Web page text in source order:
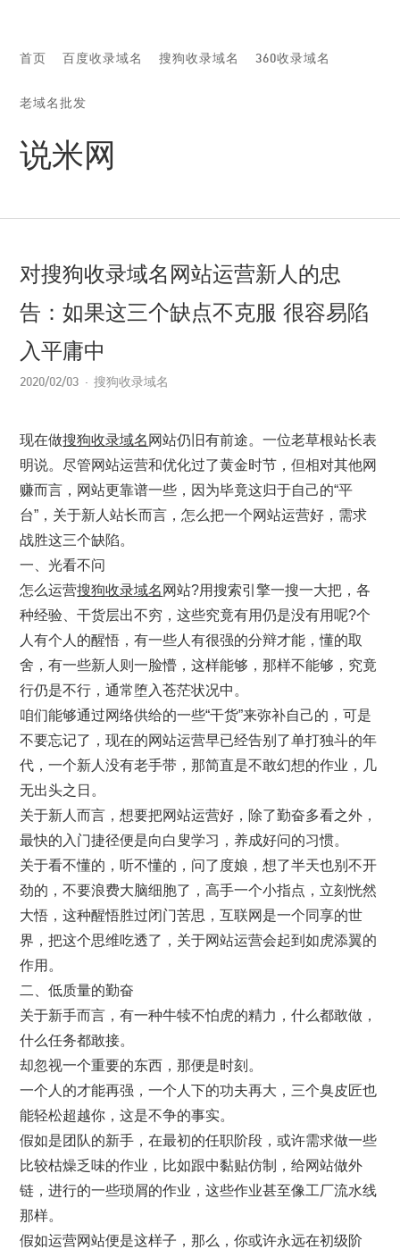
首页 百度收录域名 搜狗收录域名 360收录域名
老域名批发
说米网
对搜狗收录域名网站运营新人的忠
告：如果这三个缺点不克服 很容易陷
入平庸中
2020/02/03 搜狗收录域名
现在做搜狗收录域名 网站仍旧有前途。一位老草根站长表
明说。尽管网站运营和优化过了黄金时节，但相对其他网
赚而言，网站更靠谱一些，因为毕竟这归于自己的“平
台”，关于新人站长而言，怎么把一个网站运营好，需求
战胜这三个缺陷。
一、光看不问
怎么运营搜狗收录域名 网站?用搜索引擎一搜一大把，各
种经验、干货层出不穷，这些究竟有用仍是没有用呢?个
人有个人的醒悟，有一些人有很强的分辩才能，懂的取
舍，有一些新人则一脸懵，这样能够，那样不能够，究竟
行仍是不行，通常堕入苍茫状况中。
咱们能够通过网络供给的一些“干货”来弥补自己的，可是
不要忘记了，现在的网站运营早已经告别了单打独斗的年
代，一个新人没有老手带，那简直是不敢幻想的作业，几
无出头之日。
关于新人而言，想要把网站运营好，除了勤奋多看之外，
最快的入门捷径便是向白叟学习，养成好问的习惯。
关于看不懂的，听不懂的，问了度娘，想了半天也别不开
劲的，不要浪费大脑细胞了，高手一个小指点，立刻恍然
大悟，这种醒悟胜过闭门苦思，互联网是一个同享的世
界，把这个思维吃透了，关于网站运营会起到如虎添翼的
作用。
二、低质量的勤奋
关于新手而言，有一种牛犊不怕虎的精力，什么都敢做，
什么任务都敢接。
却忽视一个重要的东西，那便是时刻。
一个人的才能再强，一个人下的功夫再大，三个臭皮匠也
能轻松超越你，这是不争的事实。
假如是团队的新手，在最初的任职阶段，或许需求做一些
比较枯燥乏味的作业，比如跟中黏贴仿制，给网站做外
链，进行的一些琐屑的作业，这些作业甚至像工厂流水线
那样。
假如运营网站便是这样子，那么，你或许永远在初级阶